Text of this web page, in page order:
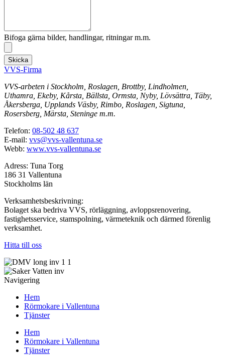
Bifoga gärna bilder, handlingar, ritningar m.m.
Skicka
VVS-Firma
VVS-arbeten i Stockholm, Roslagen, Brottby, Lindholmen,
Uthamra, Ekeby, Kårsta, Bällsta, Ormsta, Nyby, Lövsättra, Täby,
Åkersberga, Upplands Väsby, Rimbo, Roslagen, Sigtuna,
Rosersberg, Märsta, Steninge m.m.
Telefon: 08-502 48 637
E-mail: vvs@vvs-vallentuna.se
Webb: www.vvs-vallentuna.se
Adress: Tuna Torg
186 31 Vallentuna
Stockholms län
Verksamhetsbeskrivning:
Bolaget ska bedriva VVS, rörläggning, avloppsrenovering,
fastighetsservice, stamspolning, värmeteknik och därmed förenlig
verksamhet.
Hitta till oss
Navigering
Hem
Rörmokare i Vallentuna
Tjänster
Hem
Rörmokare i Vallentuna
Tjänster